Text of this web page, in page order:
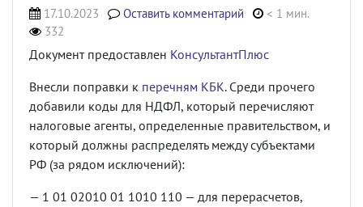
17.10.2023 Оставить комментарий
< 1 мин.
332
Документ предоставлен КонсультантПлюс
Внесли поправки к перечням КБК. Среди прочего
добавили коды для НДФЛ, который перечисляют
налоговые агенты, определенные правительством, и
который должны распределять между субъектами
РФ (за рядом исключений):
— 1 01 02010 01 1010 110 — для перерасчетов,